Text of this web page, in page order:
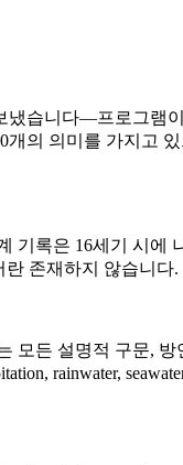
습니다—프로그램
의 의미를 가지고 있
기록은 16세기 시에
존재하지 않습니다.
든 설명적 구문, 방
rainwater,